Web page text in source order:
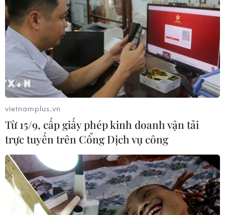
vietnamplus.vn
Từ 15/9, cấp giấy phép kinh doanh vận tải
trực tuyến trên Cổng Dịch vụ công